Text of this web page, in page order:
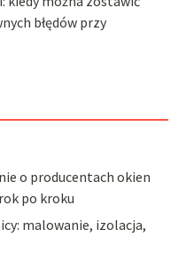
błędów przy
o producentach okien
po kroku
malowanie, izolacja,